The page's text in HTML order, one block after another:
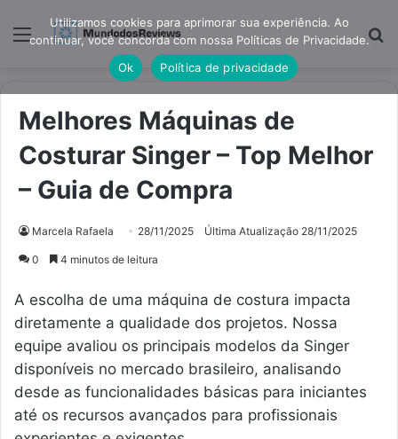
Menu
Melhores Máquinas de
Costurar Singer – Top Melhor
– Guia de Compra
Marcela Rafaela 28/11/2025 Última Atualização 28/11/2025
0 4 minutos de leitura
A escolha de uma máquina de costura impacta
diretamente a qualidade dos projetos. Nossa
equipe avaliou os principais modelos da Singer
disponíveis no mercado brasileiro, analisando
desde as funcionalidades básicas para iniciantes
até os recursos avançados para profissionais
Utilizamos cookies para aprimorar sua experiência. Ao
continuar, você concorda com nossa Políticas de Privacidade.
Ok
Política de privacidade